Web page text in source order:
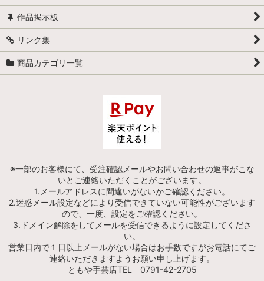
作品掲示板
リンク集
商品カテゴリ一覧
※一部のお客様にて、受注確認メールやお問い合わせの返事がこな
いとご連絡いただくことがございます。
1.メールアドレスに間違いがないかご確認ください。
2.迷惑メール設定などにより受信できていない可能性がございます
ので、一度、設定をご確認ください。
3.ドメイン解除をしてメールを受信できるように設定してくださ
い。
営業日内で１日以上メールがない場合はお手数ですがお電話にてご
連絡いただきますようお願い申し上げます。
ともや手芸店TEL 0791-42-2705